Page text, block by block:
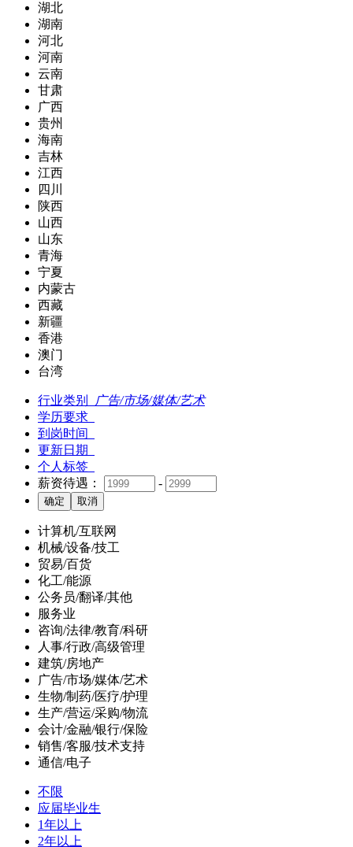
湖北
湖南
河北
河南
云南
甘肃
广西
贵州
海南
吉林
江西
四川
陕西
山西
山东
青海
宁夏
内蒙古
西藏
新疆
香港
澳门
台湾
行业类别
广告/市场/媒体/艺术
学历要求
到岗时间
更新日期
个人标签
薪资待遇：
-
计算机/互联网
机械/设备/技工
贸易/百货
化工/能源
公务员/翻译/其他
服务业
咨询/法律/教育/科研
人事/行政/高级管理
建筑/房地产
广告/市场/媒体/艺术
生物/制药/医疗/护理
生产/营运/采购/物流
会计/金融/银行/保险
销售/客服/技术支持
通信/电子
不限
应届毕业生
1年以上
2年以上